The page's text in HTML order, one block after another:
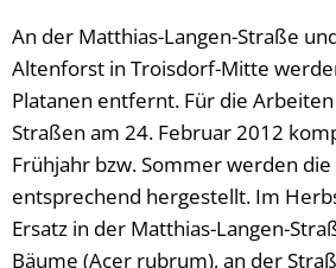
An der Matthias-Langen-Straße
Altenforst in Troisdorf-Mitte
Platanen entfernt. Für die
Straßen am 24. Februar 2012
Frühjahr bzw. Sommer werden die
entsprechend hergestellt. Im
Ersatz in der Matthias-Langen-
Bäume (Acer rubrum), an der